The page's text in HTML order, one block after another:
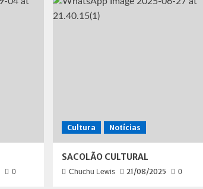
0
Cultura Notícias
SACOLÃO CULTURAL
Chuchu Lewis 21/08/2025 0